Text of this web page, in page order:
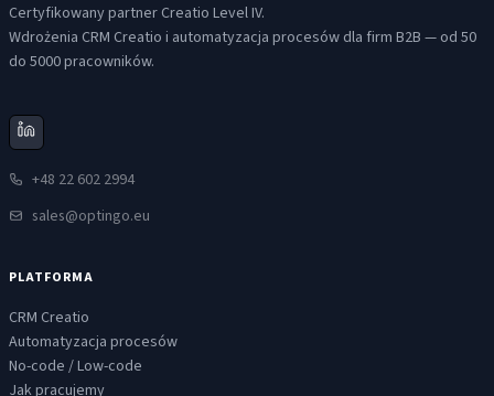
Certyfikowany partner Creatio Level IV.
Wdrożenia CRM Creatio i automatyzacja procesów dla firm B2B — od 50
do 5000 pracowników.
+48 22 602 2994
sales@optingo.eu
PLATFORMA
CRM Creatio
Automatyzacja procesów
No-code / Low-code
Jak pracujemy